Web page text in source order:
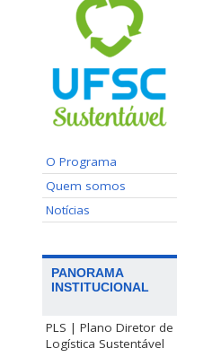
O Programa
Quem somos
Notícias
PANORAMA
INSTITUCIONAL
PLS | Plano Diretor de
Logística Sustentável